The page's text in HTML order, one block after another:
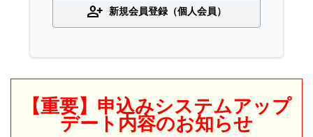
person_add 新規会員登録（個人会員）
【重要】申込みシステムアップ
デート内容のお知らせ